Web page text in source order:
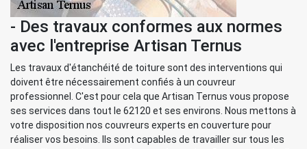
- Des travaux conformes aux normes
avec l'entreprise Artisan Ternus
Les travaux d'étanchéité de toiture sont des interventions qui
doivent être nécessairement confiés à un couvreur
professionnel. C'est pour cela que Artisan Ternus vous propose
ses services dans tout le 62120 et ses environs. Nous mettons à
votre disposition nos couvreurs experts en couverture pour
réaliser vos besoins. Ils sont capables de travailler sur tous les